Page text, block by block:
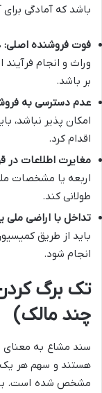
باشد که آمادگی
فوت فروشنده اصلی:
وراث و انجام
بر باشد.
عدم دسترسی به
امکان پذیر نباشد،
اقدام کرد.
مغایرت اطلاعات در
اربعه یا مشخصات
طولانی کند.
تداخل با اراضی ملی
باید از طریق
انجام شود.
تک برگ
چند مالک)
سند مشاع به
هستند و سهم هر یک
مشخص شده است.